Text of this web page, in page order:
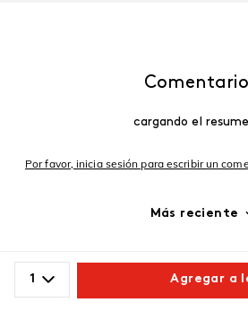
1 Agregar a
cargando el
Por favor, inicia sesión para escribir un
Más reciente
Cargando comentarios…